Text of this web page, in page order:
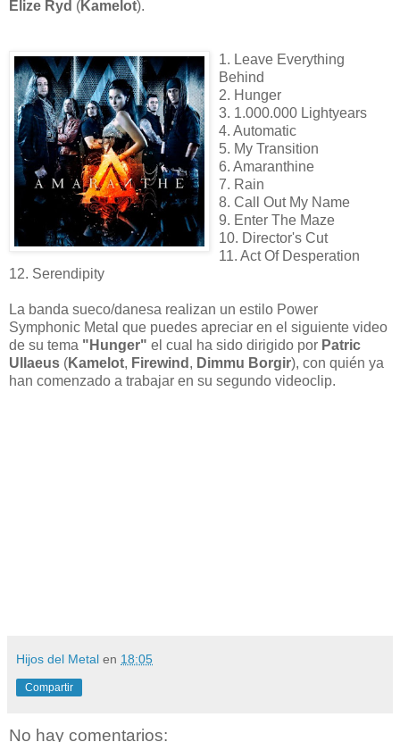
Elize Ryd (Kamelot).
1. Leave Everything
Behind
2. Hunger
3. 1.000.000 Lightyears
4. Automatic
5. My Transition
6. Amaranthine
7. Rain
8. Call Out My Name
9. Enter The Maze
10. Director's Cut
11. Act Of Desperation
12. Serendipity
La banda sueco/danesa realizan un estilo Power
Symphonic Metal que puedes apreciar en el siguiente video
de su tema "Hunger" el cual ha sido dirigido por Patric
Ullaeus (Kamelot, Firewind , Dimmu Borgir), con quién ya
han comenzado a trabajar en su segundo videoclip.
Hijos del Metal en 18:05
Compartir
No hay comentarios: